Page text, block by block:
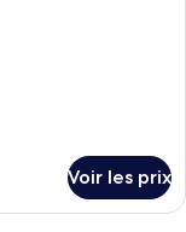
Voir les prix